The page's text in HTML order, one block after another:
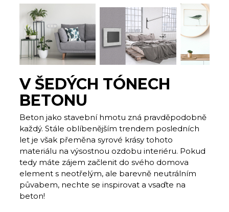
V ŠEDÝCH TÓNECH
BETONU
Beton jako stavební hmotu zná pravděpodobně
každý. Stále oblíbenějším trendem posledních
let je však přeměna syrové krásy tohoto
materiálu na výsostnou ozdobu interiéru. Pokud
tedy máte zájem začlenit do svého domova
element s neotřelým, ale barevně neutrálním
půvabem, nechte se inspirovat a vsaďte na
beton!